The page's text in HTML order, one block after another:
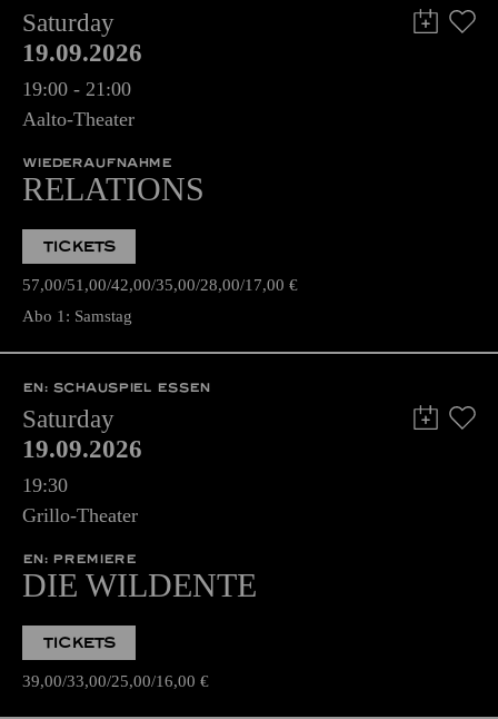
Saturday
19.09.2026
19:00 - 21:00
Aalto-Theater
WIEDERAUFNAHME
RELATIONS
TICKETS
57,00 51,00 42,00 35,00 28,00 17,00 €
Abo 1: Samstag
EN: SCHAUSPIEL ESSEN
Saturday
19.09.2026
19:30
Grillo-Theater
EN: PREMIERE
DIE WILDENTE
TICKETS
39,00 33,00 25,00 16,00 €